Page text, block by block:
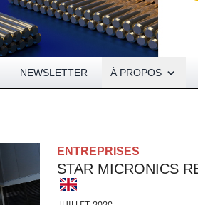
NEWSLETTER
À PROPOS
ENTREPRISES
STAR MICRONICS